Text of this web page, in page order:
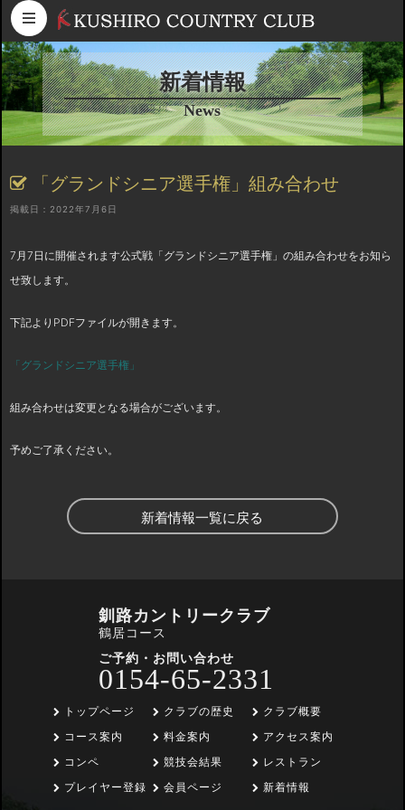
コンテンツへスキップ
新着情報
News
「グランドシニア選手権」組み合わせ
掲載日：2022年7月6日
7月7日に開催されます公式戦「グランドシニア選手権」の組み合わせをお知ら
せ致します。
下記よりPDFファイルが開きます。
「グランドシニア選手権」
組み合わせは変更となる場合がございます。
予めご了承ください。
新着情報一覧に戻る
釧路カントリークラブ
鶴居コース
ご予約・お問い合わせ
0154-65-2331
トップページ
コース案内
コンペ
プレイヤー登録
クラブの歴史
料金案内
競技会結果
会員ページ
クラブ概要
アクセス案内
レストラン
新着情報